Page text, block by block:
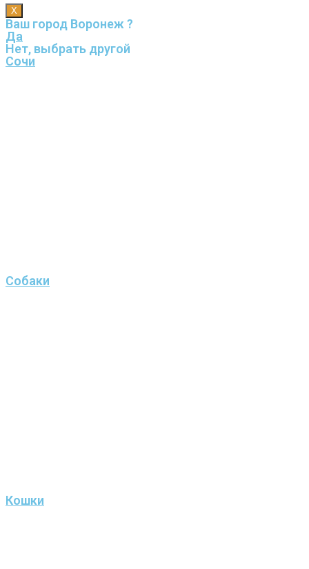
X
Ваш город Воронеж ?
Да
Нет, выбрать другой
Сочи
Собаки
Кошки